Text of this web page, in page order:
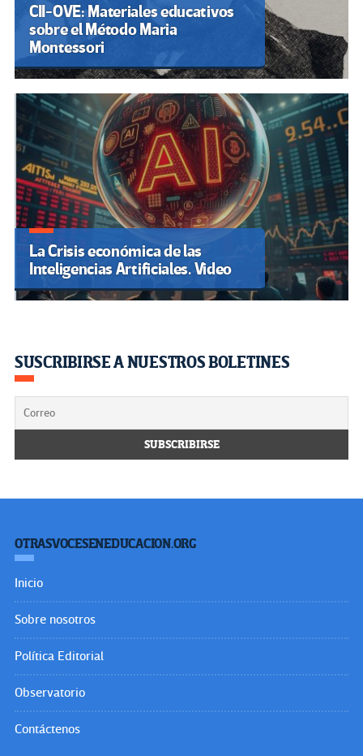
CII-OVE: Materiales educativos
sobre el Método Maria
Montessori
La Crisis económica de las
Inteligencias Artificiales. Video
SUSCRIBIRSE A NUESTROS BOLETINES
OTRASVOCESENEDUCACION.ORG
Inicio
Sobre nosotros
Política Editorial
Observatorio
Contáctenos